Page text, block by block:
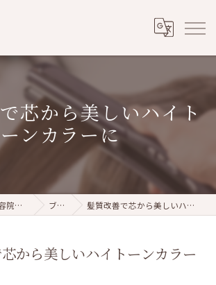
芯から美しいハイト
ーンカラーに
東京都原宿の美容院ならattractive ブログ 髪質改善で芯から美しいハイトーンカラーに
から美しいハイトーンカラー